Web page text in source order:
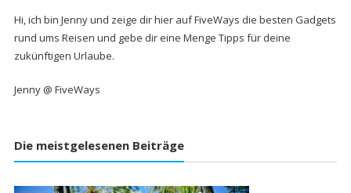
Hi, ich bin Jenny und zeige dir hier auf FiveWays die besten Gadgets
rund ums Reisen und gebe dir eine Menge Tipps für deine
zukünftigen Urlaube.
Jenny @ FiveWays
Die meistgelesenen Beiträge